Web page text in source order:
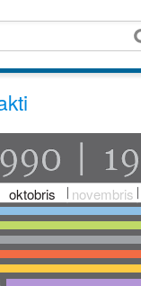
oktobris novembris